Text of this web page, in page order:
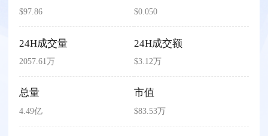
$97.86 $0.050
24H成交量
2057.61万
24H成交额
$3.12万
总量
4.49亿
市值
$83.53万